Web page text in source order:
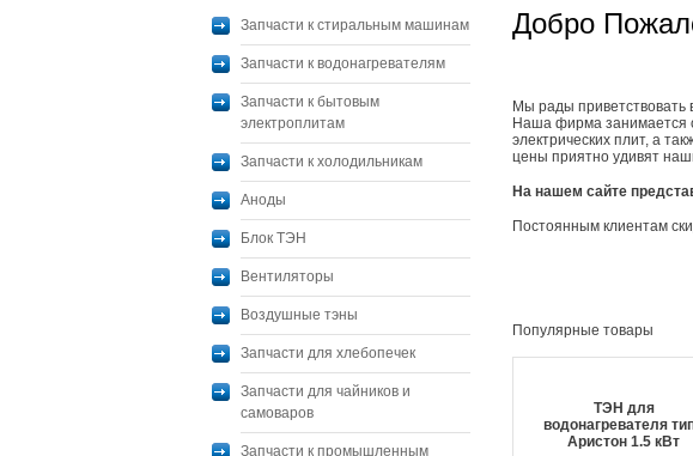
Запчасти к стиральным машинам
Запчасти к водонагревателям
Запчасти к бытовым
электроплитам
Запчасти к холодильникам
Аноды
Блок ТЭН
Вентиляторы
Воздушные тэны
Запчасти для хлебопечек
Запчасти для чайников и
самоваров
Запчасти к промышленным
Добро
Мы рады приветствовать
Наша фирма занимается
электрических плит, а
цены приятно удивят
На нашем сайте
Постоянным клиентам
Популярные товары
ТЭН для
водонагревателя
Аристон 1.5 кВт